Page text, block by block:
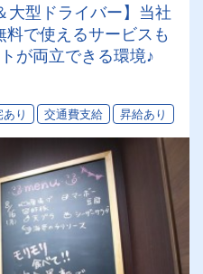
大型ドライバー】当社
で使えるサービスも
が両立できる環境♪
り 交通費支給 昇給あり